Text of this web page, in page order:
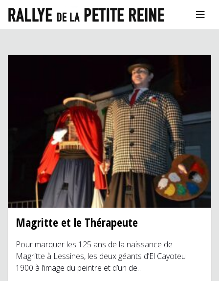
Magritte et le Thérapeute
Pour marquer les 125 ans de la naissance de
Magritte à Lessines, les deux géants d’El Cayoteu
1900 à l’image du peintre et d’un de…